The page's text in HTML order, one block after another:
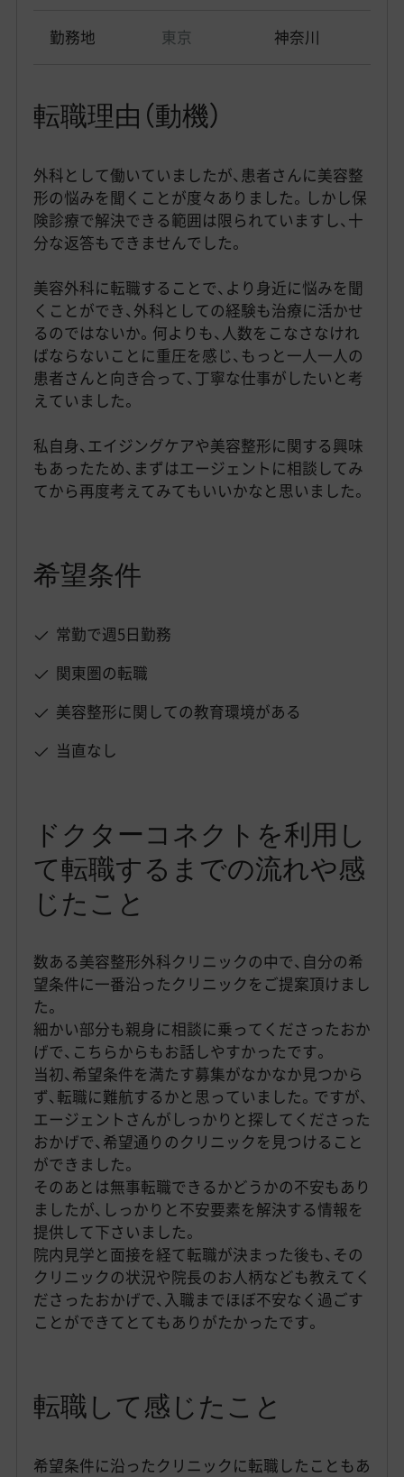
勤務地 東京 神奈川
転職理由（動機）
外科として働いていましたが、患者さんに美容整
形の悩みを聞くことが度々ありました。しかし保
険診療で解決できる範囲は限られていますし、十
分な返答もできませんでした。
美容外科に転職することで、より身近に悩みを聞
くことができ、外科としての経験も治療に活かせ
るのではないか。何よりも、人数をこなさなけれ
ばならないことに重圧を感じ、もっと一人一人の
患者さんと向き合って、丁寧な仕事がしたいと考
えていました。
私自身、エイジングケアや美容整形に関する興味
もあったため、まずはエージェントに相談してみ
てから再度考えてみてもいいかなと思いました。
希望条件
常勤で週5日勤務
関東圏の転職
美容整形に関しての教育環境がある
当直なし
ドクターコネクトを利用し
て転職するまでの流れや感
じたこと
数ある美容整形外科クリニックの中で、自分の希
望条件に一番沿ったクリニックをご提案頂けまし
た。
細かい部分も親身に相談に乗ってくださったおか
げで、こちらからもお話しやすかったです。
当初、希望条件を満たす募集がなかなか見つから
ず、転職に難航するかと思っていました。ですが、
エージェントさんがしっかりと探してくださった
おかげで、希望通りのクリニックを見つけること
ができました。
そのあとは無事転職できるかどうかの不安もあり
ましたが、しっかりと不安要素を解決する情報を
提供して下さいました。
院内見学と面接を経て転職が決まった後も、その
クリニックの状況や院長のお人柄なども教えてく
ださったおかげで、入職までほぼ不安なく過ごす
ことができてとてもありがたかったです。
転職して感じたこと
希望条件に沿ったクリニックに転職したこともあ